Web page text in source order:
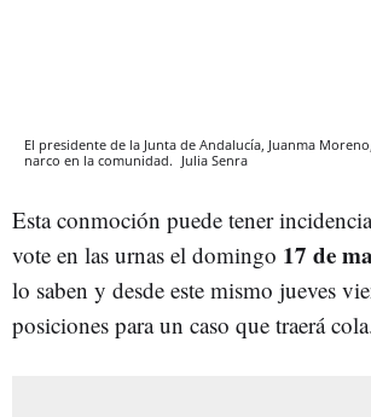
El presidente de la Junta de Andalucía, Juanma
narco en la comunidad. Julia Senra
Esta conmoción puede tener
vote en las urnas el domingo 17 de
lo saben y desde este mismo jueves
posiciones para un caso que traerá